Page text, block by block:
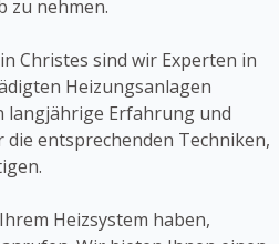
zu nehmen.
Christes sind wir Experten in
Heizungsanlagen
langjährige Erfahrung und
entsprechenden Techniken,
Heizsystem haben,